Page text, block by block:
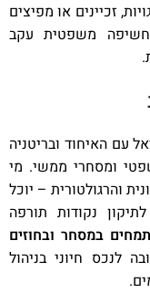
זכיינים או מפיצים
חשיפה משפטית עקב
עם האיחוד ובריטניה
ומסחרי ממשי. מי
והרגולטורית – יוכל
נקודות תורפה
במסחר ובחוזים
לנכס חיוני בניהול